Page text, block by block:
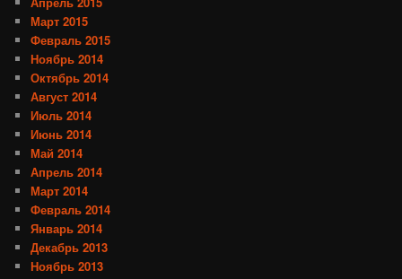
Март 2015
Февраль 2015
Ноябрь 2014
Октябрь 2014
Август 2014
Июль 2014
Июнь 2014
Май 2014
Апрель 2014
Март 2014
Февраль 2014
Январь 2014
Декабрь 2013
Ноябрь 2013